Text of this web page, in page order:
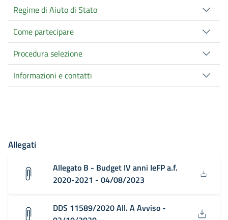
Regime di Aiuto di Stato
Come partecipare
Procedura selezione
Informazioni e contatti
Allegati
Allegato B - Budget IV anni IeFP a.f.
2020-2021 - 04/08/2023
DDS 11589/2020 All. A Avviso -